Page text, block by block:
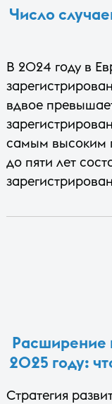
Число
В 2024 году в
вдвое
самым высоким
до пяти лет
Расширение
2025 году:
Стратегия